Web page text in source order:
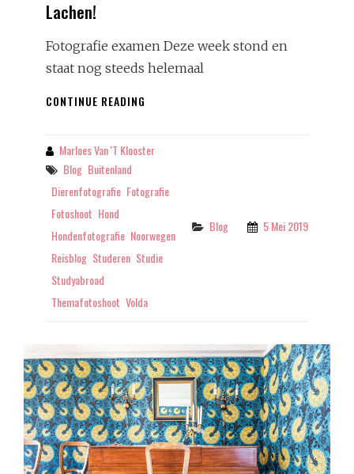
Lachen!
Fotografie examen Deze week stond en
staat nog steeds helemaal
CONTINUE READING
By Marloes Van 't Klooster
Tags
Blog Buitenland
Dierenfotografie Fotografie
Fotoshoot Hond
Hondenfotografie Noorwegen
Reisblog Studeren Studie
Studyabroad
Themafotoshoot Volda
Categories
Blog 5 Mei 2019